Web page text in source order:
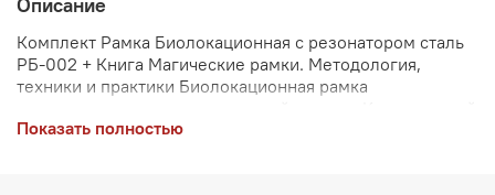
Комплект Рамка Биолокационная с резонатором сталь
РБ-002 + Книга Магические рамки. Методология,
техники и практики Биолокационная рамка
рамки, отличающий большей чувствительностью и, как
Показать полностью